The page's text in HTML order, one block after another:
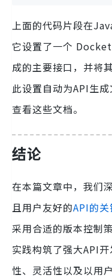
上面的代码片段在
它设置了一个
成的主要接口，并将
此设置自动为API生
查看这些文档。
结论
在本篇文章中，我们
且用户友好的API的
采用合适的版本控制
实践构筑了强大API
性、灵活性以及以用